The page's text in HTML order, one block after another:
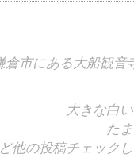
倉市にある大船観音
大きな白
た
他の投稿チェック